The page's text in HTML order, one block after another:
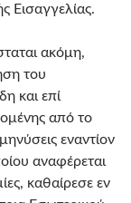
Εισαγγελίας.
ακόμη,
του
και επί
από το
εναντίον
αναφέρεται
καθαίρεσε εν